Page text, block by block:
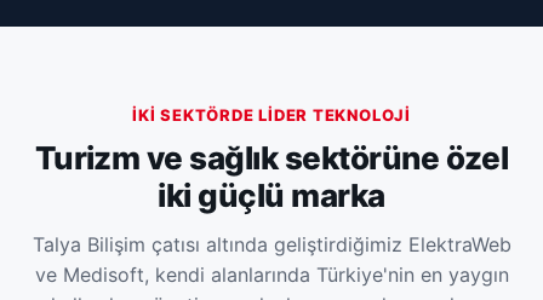
İKI SEKTÖRDE LIDER TEKNOLOJI
Turizm ve sağlık sektörüne özel
iki güçlü marka
Talya Bilişim çatısı altında geliştirdiğimiz ElektraWeb
ve Medisoft, kendi alanlarında Türkiye'nin en yaygın